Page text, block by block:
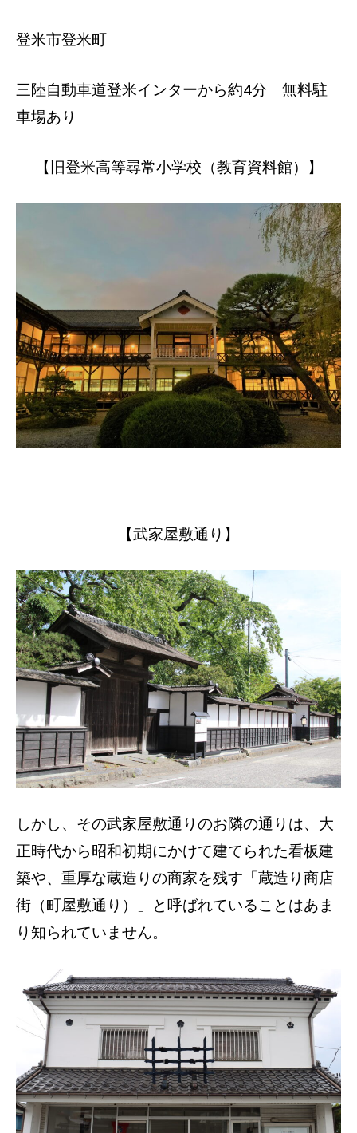
登米市登米町
三陸自動車道登米インターから約4分 無料駐
車場あり
【旧登米高等尋常小学校（教育資料館）】
【武家屋敷通り】
しかし、その武家屋敷通りのお隣の通りは、大
正時代から昭和初期にかけて建てられた看板建
築や、重厚な蔵造りの商家を残す「蔵造り商店
街（町屋敷通り）」と呼ばれていることはあま
り知られていません。